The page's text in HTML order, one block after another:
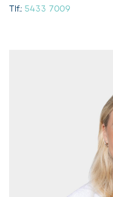
Tlf.: 5433 7009